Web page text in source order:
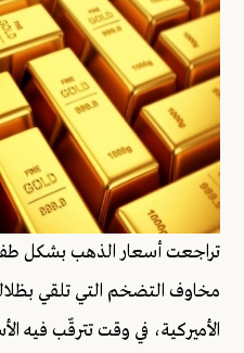
تراجعت أسعار الذهب بشكل
مخاوف التضخم التي تلقي
الأميركية، في وقت تترقّب فيه